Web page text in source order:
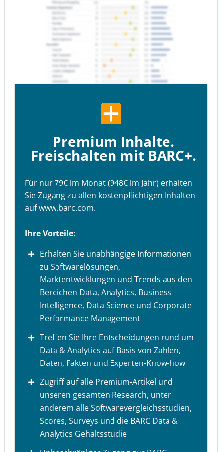
Premium Inhalte.
Freischalten mit BARC+.
Für nur 79€ im Monat (948€ im Jahr) erhalten
Sie Zugang zu allen kostenpflichtigen Inhalten
auf www.barc.com.
Ihre Vorteile:
Erhalten Sie unabhängige Informationen
zu Softwarelösungen,
Marktentwicklungen und Trends aus den
Bereichen Data, Analytics, Business
Intelligence, Data Science und Corporate
Performance Management
Treffen Sie Ihre Entscheidungen rund um
Data & Analytics auf Basis von Zahlen,
Daten, Fakten und Experten-Know-how
Zugriff auf alle Premium-Artikel und
unseren gesamten Research, unter
anderem alle Softwarevergleichsstudien,
Scores, Surveys und die BARC Data &
Analytics Gehaltsstudie